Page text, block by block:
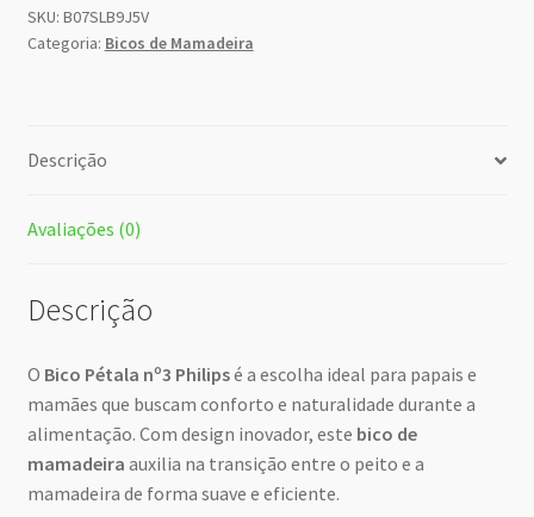
SKU: B07SLB9J5V
Categoria: Bicos de Mamadeira
Descrição
Avaliações (0)
Descrição
O Bico Pétala nº3 Philipsé a escolha ideal para papais e
mamães que buscam conforto e naturalidade durante a
alimentação. Com design inovador, este bico de
mamadeira auxilia na transição entre o peito e a
mamadeira de forma suave e eficiente.